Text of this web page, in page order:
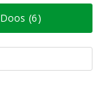
Doos (6)